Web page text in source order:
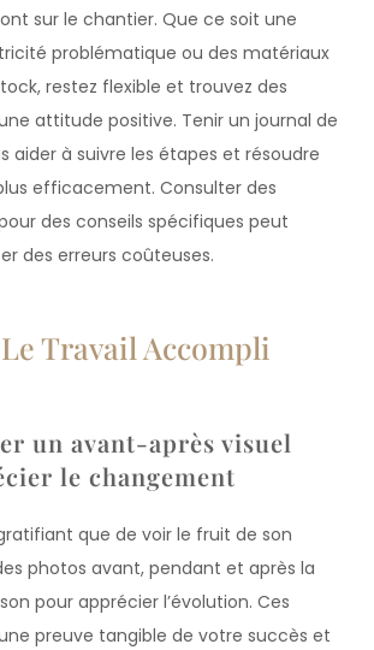
sur le chantier. Que ce soit une
problématique ou des matériaux
restez flexible et trouvez des
attitude positive. Tenir un journal de
aider à suivre les étapes et résoudre
efficacement. Consulter des
des conseils spécifiques peut
des erreurs coûteuses.
Travail Accompli
un avant-après visuel
le changement
que de voir le fruit de son
photos avant, pendant et après la
pour apprécier l’évolution. Ces
preuve tangible de votre succès et